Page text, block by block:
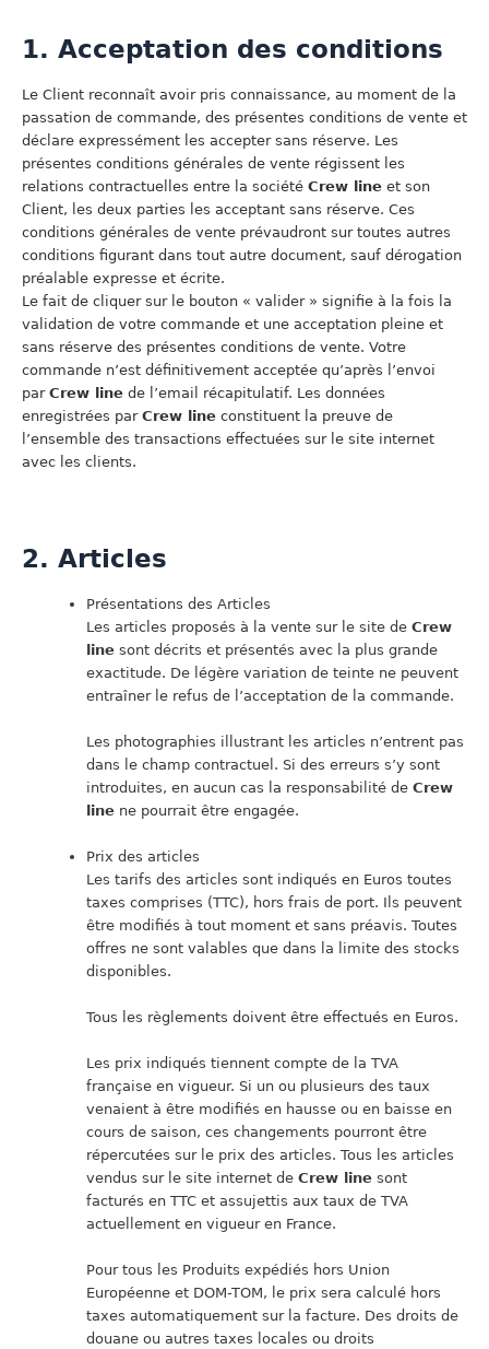
1. Acceptation des conditions
Le Client reconnaît avoir pris connaissance, au moment de la
passation de commande, des présentes conditions de vente et
déclare expressément les accepter sans réserve. Les
présentes conditions générales de vente régissent les
relations contractuelles entre la société Crew lineet son
Client, les deux parties les acceptant sans réserve. Ces
conditions générales de vente prévaudront sur toutes autres
conditions figurant dans tout autre document, sauf dérogation
préalable expresse et écrite.
Le fait de cliquer sur le bouton « valider » signifie à la fois la
validation de votre commande et une acceptation pleine et
sans réserve des présentes conditions de vente. Votre
commande n’est définitivement acceptée qu’après l’envoi
par Crew linede l’email récapitulatif. Les données
enregistrées par Crew lineconstituent la preuve de
l’ensemble des transactions effectuées sur le site internet
avec les clients.
2. Articles
Présentations des Articles
Les articles proposés à la vente sur le site deCrew
line sont décrits et présentés avec la plus grande
exactitude. De légère variation de teinte ne peuvent
entraîner le refus de l’acceptation de la commande.
Les photographies illustrant les articles n’entrent pas
dans le champ contractuel. Si des erreurs s’y sont
introduites, en aucun cas la responsabilité deCrew
line ne pourrait être engagée.
Prix des articles
Les tarifs des articles sont indiqués en Euros toutes
taxes comprises (TTC), hors frais de port. Ils peuvent
être modifiés à tout moment et sans préavis. Toutes
offres ne sont valables que dans la limite des stocks
disponibles.
Tous les règlements doivent être effectués en Euros.
Les prix indiqués tiennent compte de la TVA
française en vigueur. Si un ou plusieurs des taux
venaient à être modifiés en hausse ou en baisse en
cours de saison, ces changements pourront être
répercutées sur le prix des articles. Tous les articles
vendus sur le site internet deCrew line sont
facturés en TTC et assujettis aux taux de TVA
actuellement en vigueur en France.
Pour tous les Produits expédiés hors Union
Européenne et DOM-TOM, le prix sera calculé hors
taxes automatiquement sur la facture. Des droits de
douane ou autres taxes locales ou droits